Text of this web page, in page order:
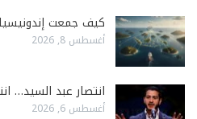
كيف جمعت
أغسطس 8, 2026
انتصار عبد السيد…
أغسطس 6, 2026